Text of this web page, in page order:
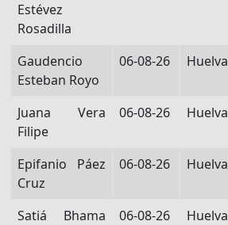
Estévez
Rosadilla
Gaudencio
Esteban Royo
06-08-26 Huelva
Juana Vera
Filipe
06-08-26 Huelva
Epifanio Páez
Cruz
06-08-26 Huelva
Satiá Bhama
06-08-26 Huelva